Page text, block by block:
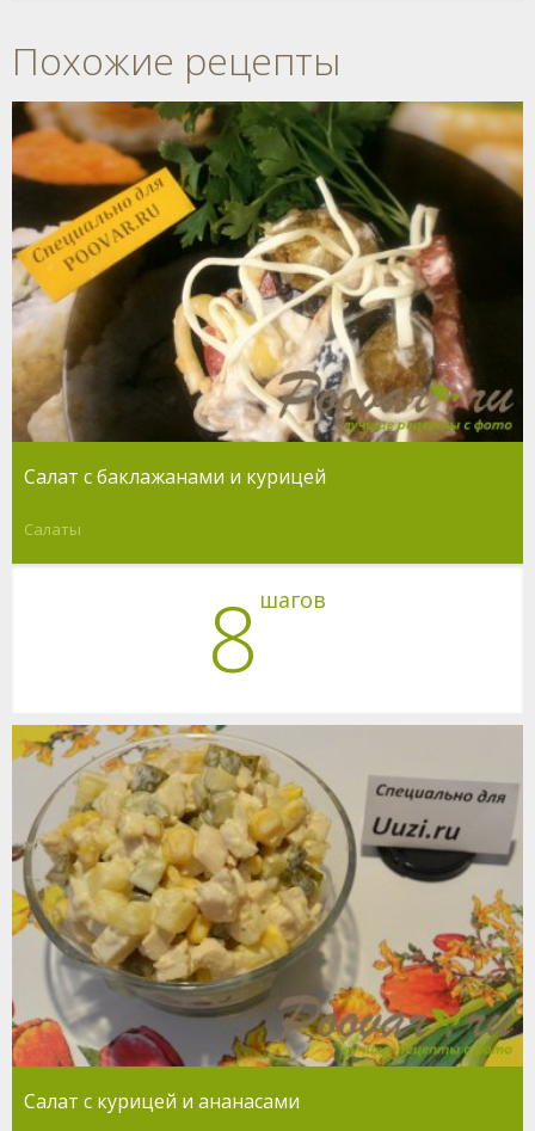
Похожие рецепты
Салат с баклажанами и курицей
Салаты
8 шагов
Салат с курицей и ананасами